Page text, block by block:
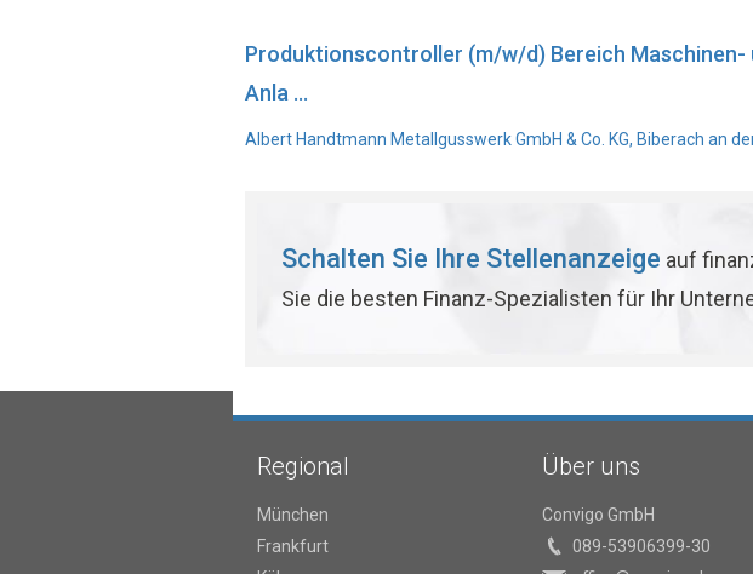
Produktionscontroller (m/w/d) Bereich Maschinen-
Anla ...
Albert Handtmann Metallgusswerk GmbH & Co. KG, Biberach an
Schalten Sie Ihre Stellenanzeige auf
Sie die besten Finanz-Spezialisten für Ihr
Regional
München
Frankfurt
Über uns
Convigo GmbH
089-53906399-30